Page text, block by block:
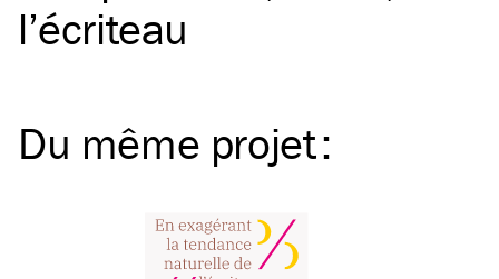
l’écriteau
Du même projet: